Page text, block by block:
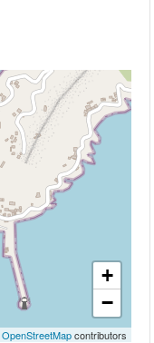
+
−
OpenStreetMapcontributors